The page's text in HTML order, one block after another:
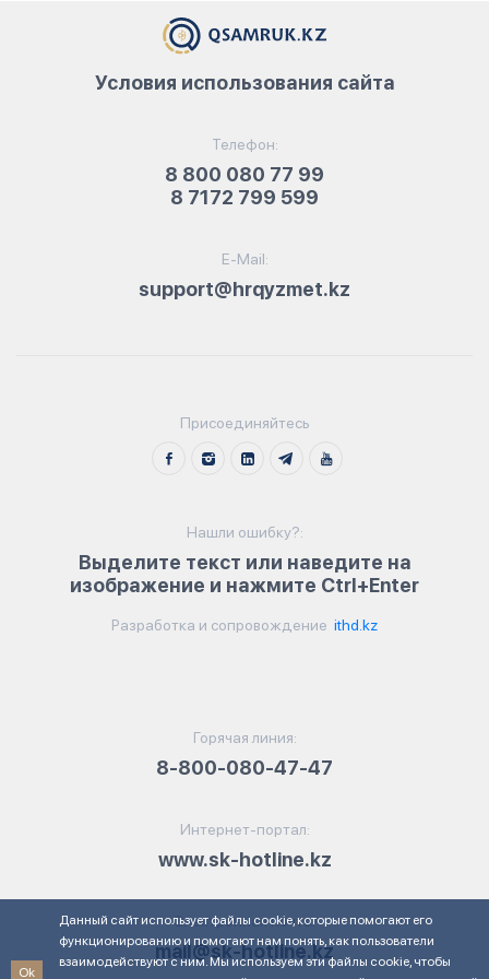
Телефон:
8 800 080 77 99
8 7172 799 599
E-Mail:
support@hrqyzmet.kz
Условия использования сайта
Присоединяйтесь
Нашли ошибку?:
Выделите текст или наведите на
изображение и нажмите Ctrl+Enter
Разработка и сопровождение ithd.kz
Горячая линия:
8-800-080-47-47
Интернет-портал:
www.sk-hotline.kz
Электронная почта:
mail@sk-hotline.kz
Ok
Данный сайт использует файлы cookie, которые помогают его
функционированию и помогают нам понять, как пользователи
взаимодействуют с ним. Мы используем эти файлы cookie, чтобы